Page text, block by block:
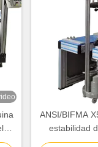
ANSI/BIFMA
estabilidad
Disco de